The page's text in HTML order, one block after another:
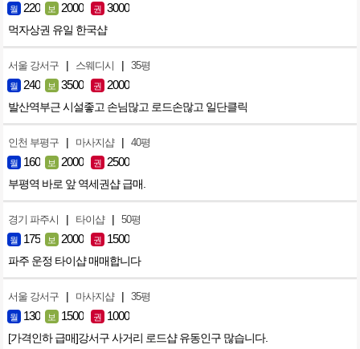
월 220 보 2000 권 3000
먹자상권 유일 한국샵
서울 강서구 | 스웨디시 | 35평
월 240 보 3500 권 2000
발산역부근 시설좋고 손님많고 로드손많고 일단클릭
인천 부평구 | 마사지샵 | 40평
월 160 보 2000 권 2500
부평역 바로 앞 역세권샵 급매.
경기 파주시 | 타이샵 | 50평
월 175 보 2000 권 1500
파주 운정 타이샵 매매합니다
서울 강서구 | 마사지샵 | 35평
월 130 보 1500 권 1000
[가격인하 급매]강서구 사거리 로드샵 유동인구 많습니다.